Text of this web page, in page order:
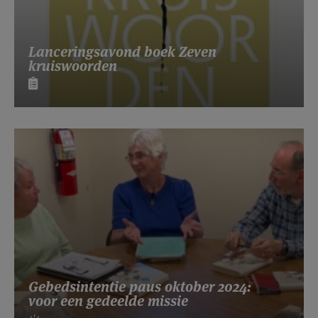
Lanceringsavond boek Zeven
kruiswoorden
Gebedsintentie paus oktober 2024:
voor een gedeelde missie